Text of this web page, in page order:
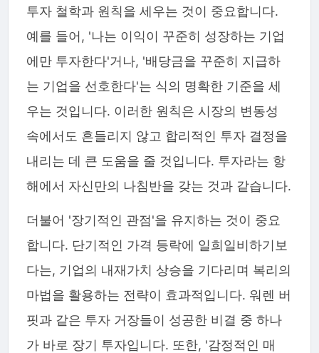
투자 철학과 원칙을 세우는 것이 중요합니다.
예를 들어, '나는 이익이 꾸준히 성장하는 기업
에만 투자한다'거나, '배당금을 꾸준히 지급하
는 기업을 선호한다'는 식의 명확한 기준을 세
우는 것입니다. 이러한 원칙은 시장의 변동성
속에서도 흔들리지 않고 합리적인 투자 결정을
내리는 데 큰 도움을 줄 것입니다. 투자라는 항
해에서 자신만의 나침반을 갖는 것과 같습니다.
더불어 '장기적인 관점'을 유지하는 것이 중요
합니다. 단기적인 가격 등락에 일희일비하기보
다는, 기업의 내재가치 상승을 기다리며 복리의
마법을 활용하는 전략이 효과적입니다. 워렌 버
핏과 같은 투자 거장들이 성공한 비결 중 하나
가 바로 장기 투자입니다. 또한, '감정적인 매